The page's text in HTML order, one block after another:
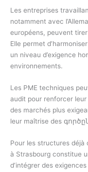
Les entreprises
notamment avec
européens, peuvent
Elle permet
un niveau d’exigence
environnements.
Les PME techniques
audit pour renforcer leur
des marchés plus
leur maîtrise des
Pour les structures déjà
à Strasbourg constitue
d’intégrer des